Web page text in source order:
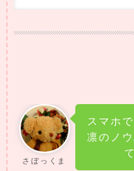
さぼっくま
スマホ
凛のノ